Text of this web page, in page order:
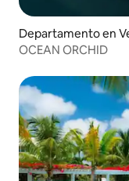
Departamento en
OCEAN ORCHID